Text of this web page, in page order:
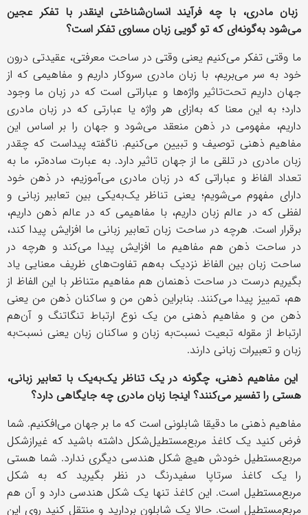
زبان مادری، با چه فرآیند انسان‌شناختی اینقدر با تفکر عجین
می‌شود به‌گونه‌ای که تو گویی زبان مساوی تفکر است؟
ما وقتی تفکر می‌کنیم یعنی وقتی در ساحت معرفتی، ‌عقیدتی درون
خود به سر می‌بریم، با زبان مادری سروکار داریم و مفاهیمی که از
جهان داریم تحت‌تاثیر واژه‌ها و عباراتی است که در زبان ما وجود
دارد؛ به این معنا که به‌ازای هر واژه یا عبارتی که در زبان مادری
داریم، مفهومی در ذهن منعقد می‌شود و جهان را بر اساس این
مفاهیم ذهنی توصیف و تبیین می‌کنیم. ناگفته پیداست که چقدر
زبان مادری در تلقی ما از جهان تاثیر دارد. به عبارت ساده‌تر، ما به
تعداد الفاظ و عباراتی که در زبان مادری می‌آموزیم، در ذهن خود
دارای مفهوم می‌شویم؛ یعنی تناظر یک‌به‌یکی بین تعابیر زبانی و
لفظی که در عالم زبان داریم، با مفاهیمی که در عالم ذهن داریم،
برقرار است. هرچه در ساحت زبان تعابیر زبانی ما افزایش پیدا کند،
در ساحت ذهن هم مفاهیم ما افزایش پیدا می‌کند و هرچه در
ساحت زبان بین الفاظ نزدیک به‌هم تفاوت‌های ظریف معنایی یاد
بگیریم درست در ساحت ذهنمان هم مفاهیم متناظر با این الفاظ از
هم، تمییز پیدا می‌کنند. بنابراین ذهن من و ساکنان ذهن من یعنی
ذهن من و مفاهیم ذهنی من یک نوع ارتباط تنگاتنگ و آن‌هم
ارتباط از مقوله تبعیت نسبت‌به زبان و ساکنان زبان یعنی نسبت‌به
زبان و تعبیرات زبانی دارند.
این مفاهیم ذهنی، چگونه در یک تناظر یک‌به‌یک با تعابیر زبانی،
هستی را تفسیر می‌کنند؟ اینجا زبان مادری چه جایگاهی دارد؟
مفاهیم ذهنی ما دقیقا شابلونی است که ما بر جهان می‌افکنیم. شما
فرض کنید یک کاغذ مربع‌مستطیل‌شکل داشته باشید که غیرازشکل
مربع‌مستطیل خودش هیچ شکل هندسی دیگری ندارد. شما هستی
را یک کاغذ سرتاپا سفیدرنگ در نظر بگیرید که به شکل
مربع‌مستطیل است. این کاغذ تنها یک شکل هندسی دارد و آن هم
مربع‌مستطیل است. حالا یک شابلون بردارید و منتقل کنید روی این